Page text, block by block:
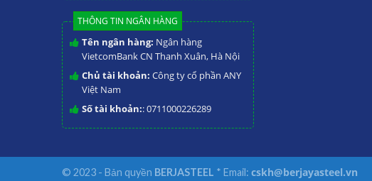
THÔNG TIN NGÂN HÀNG
Tên ngân hàng: Ngân hàng
VietcomBank CN Thanh Xuân, Hà Nội
Chủ tài khoản: Công ty cổ phần ANY
Việt Nam
Số tài khoản:: 0711000226289
© 2023 - Bản quyền BERJASTEEL * Email: cskh@berjayasteel.vn